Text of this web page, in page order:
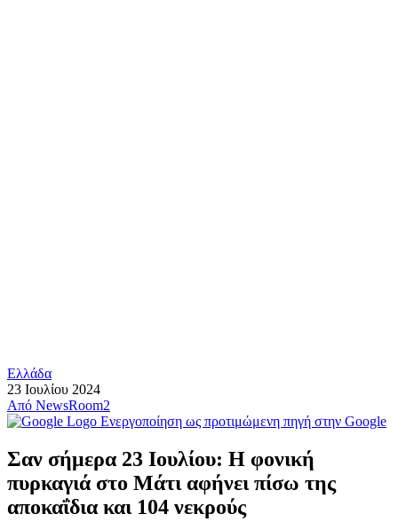
Ελλάδα
23 Ιουλίου 2024
Από NewsRoom2
Ενεργοποίηση ως προτιμώμενη πηγή στην Google
Σαν σήμερα 23 Ιουλίου: Η φονική
πυρκαγιά στο Μάτι αφήνει πίσω της
αποκαΐδια και 104 νεκρούς